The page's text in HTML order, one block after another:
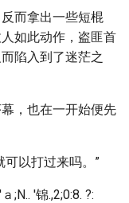
而拿出一些短棍
如此动作，盗匪首
陷入到了迷茫之
，也在一开始便先
可以打过来吗。”
;N.. '锦.,2;0:8. ?: